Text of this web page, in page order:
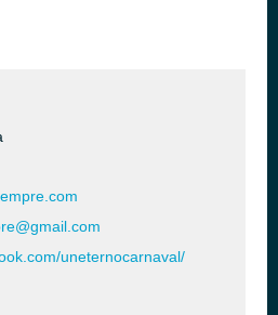
uneternocarnaval/